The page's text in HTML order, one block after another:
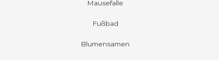
Mausefalle
Fußbad
Blumensamen